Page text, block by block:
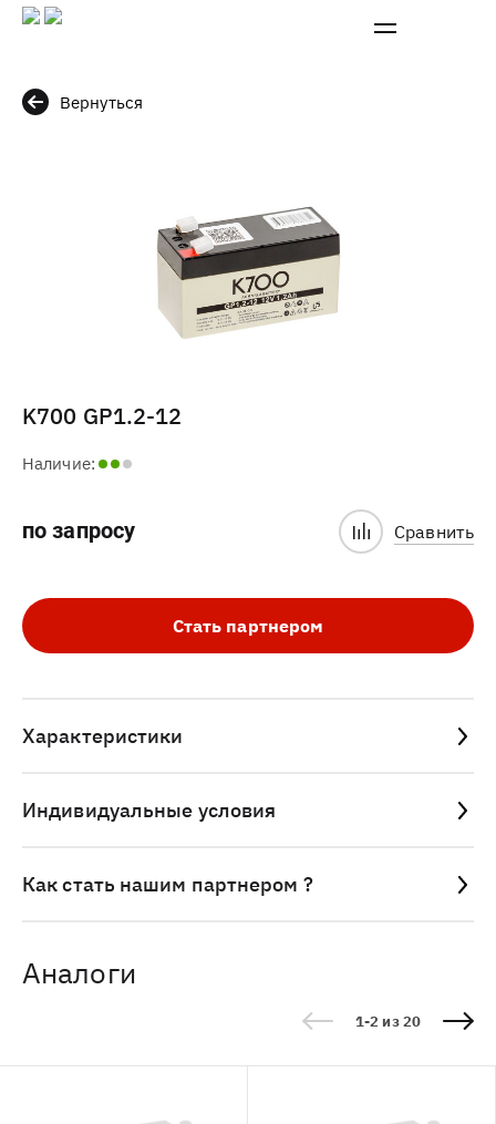
Вернуться
K700 GP1.2-12
Наличие:
по запросу Сравнить
Стать партнером
Характеристики
Индивидуальные условия
Как стать нашим партнером ?
Аналоги
1-2 из 20